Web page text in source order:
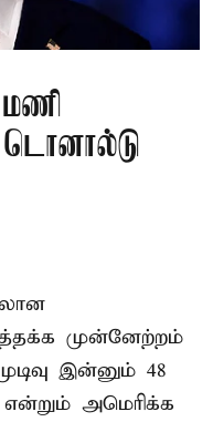
டொனால்டு
முன்னேற்றம்
இன்னும் 48
அமெரிக்க